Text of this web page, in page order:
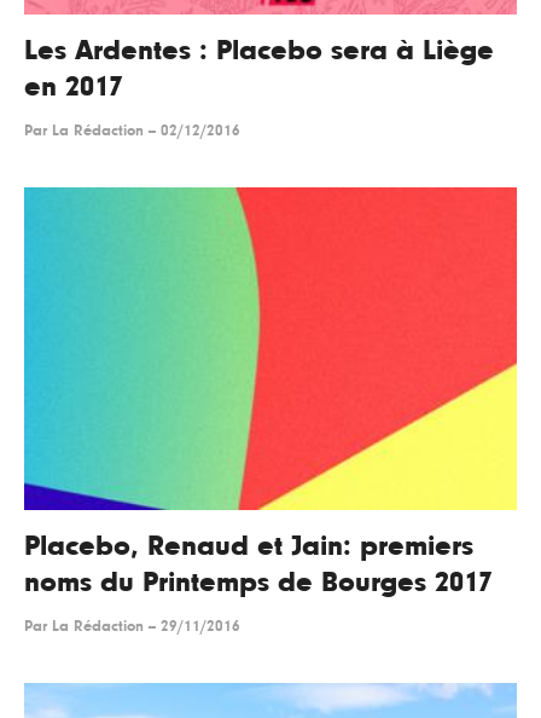
Les Ardentes : Placebo sera à Liège
en 2017
Par La Rédaction -- 02/12/2016
Placebo, Renaud et Jain: premiers
noms du Printemps de Bourges 2017
Par La Rédaction -- 29/11/2016